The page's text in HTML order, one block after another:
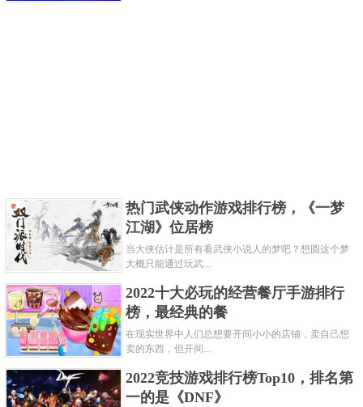
关键字：
游戏
共3页: 上一页 1 2 3 下一页
热门武侠动作游戏排行榜，《一梦
江湖》位居榜
当大侠估计是所有看武侠小说人的梦吧？想圆这个梦
大概只能通过玩武...
2022十大必玩的经营餐厅手游排行
榜，最经典的餐
在现实世界中人们总想要开间小小的店铺，卖自己想
卖的东西，但开间...
2022竞技游戏排行榜Top10，排名第
一的是《DNF》